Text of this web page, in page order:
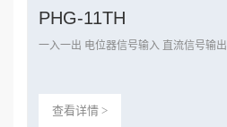
PHG-11TH
一入一出 电位器信号输入 直流信号输出
查看详情 >